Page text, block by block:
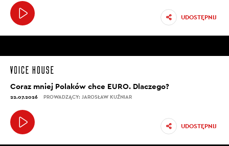
UDOSTĘPNIJ
Coraz mniej Polaków chce EURO. Dlaczego?
22.07.2026 PROWADZĄCY: JAROSŁAW KUŹNIAR
UDOSTĘPNIJ